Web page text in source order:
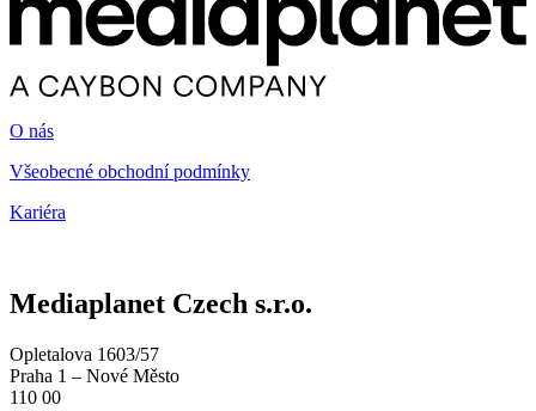
O nás
Všeobecné obchodní podmínky
Kariéra
Mediaplanet Czech s.r.o.
Opletalova 1603/57
Praha 1 – Nové Město
110 00